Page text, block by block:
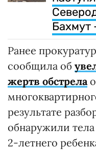
Бахмут
Ранее
сообщила об
жертв обстрела
результате
обнаружили
2-летнего